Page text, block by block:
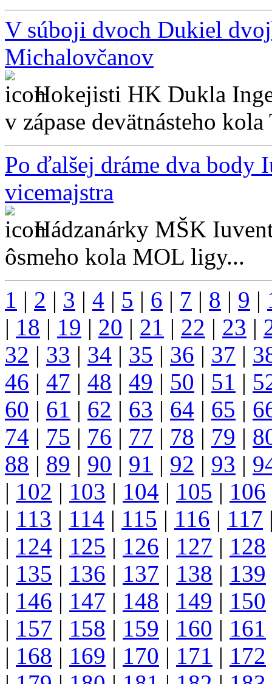
V súboji dvoch Dukiel
Michalovčanov
Hokejisti HK Dukla
v zápase devätnásteho
Po ďalšej dráme dva body
vicemajstra
Hádzanárky MŠK
ôsmeho kola MOL ligy...
1 | 2 | 3 | 4 | 5 | 6 | 7 | 8 | 9 |
| 18 | 19 | 20 | 21 | 22 | 23 |
32 | 33 | 34 | 35 | 36 | 37 |
46 | 47 | 48 | 49 | 50 | 51 |
60 | 61 | 62 | 63 | 64 | 65 |
74 | 75 | 76 | 77 | 78 | 79 |
88 | 89 | 90 | 91 | 92 | 93 |
| 102 | 103 | 104 | 105 | 106
| 113 | 114 | 115 | 116 | 117
| 124 | 125 | 126 | 127 | 128
| 135 | 136 | 137 | 138 | 139
| 146 | 147 | 148 | 149 | 150
| 157 | 158 | 159 | 160 | 161
| 168 | 169 | 170 | 171 | 172